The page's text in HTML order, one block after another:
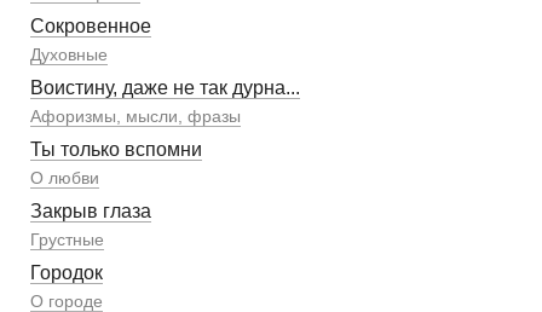
Сокровенное
Духовные
Воистину, даже не так дурна...
Афоризмы, мысли, фразы
Ты только вспомни
О любви
Закрыв глаза
Грустные
Городок
О городе